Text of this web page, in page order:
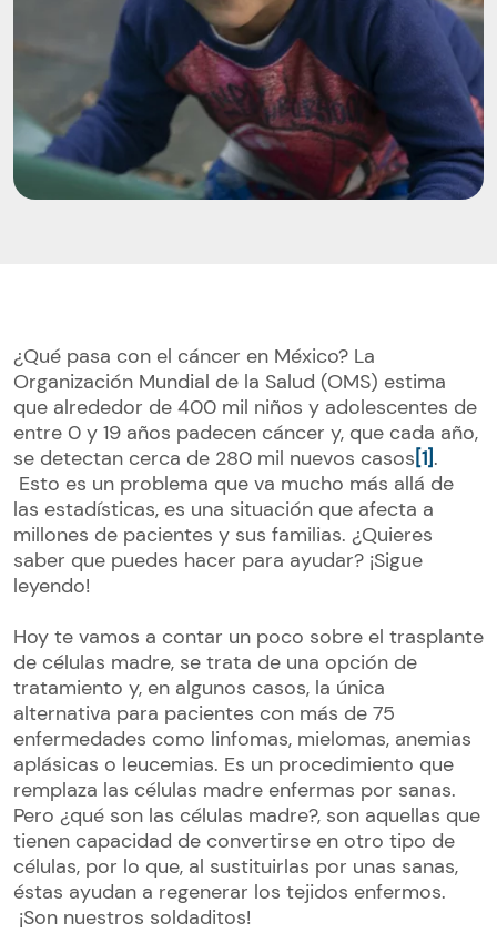
¿Qué pasa con el cáncer en México? La
Organización Mundial de la Salud (OMS) estima
que alrededor de 400 mil niños y adolescentes de
entre 0 y 19 años padecen cáncer y, que cada año,
se detectan cerca de 280 mil nuevos casos[1].
Esto es un problema que va mucho más allá de
las estadísticas, es una situación que afecta a
millones de pacientes y sus familias. ¿Quieres
saber que puedes hacer para ayudar? ¡Sigue
leyendo!
Hoy te vamos a contar un poco sobre el trasplante
de células madre, se trata de una opción de
tratamiento y, en algunos casos, la única
alternativa para pacientes con más de 75
enfermedades como linfomas, mielomas, anemias
aplásicas o leucemias. Es un procedimiento que
remplaza las células madre enfermas por sanas.
Pero ¿qué son las células madre?, son aquellas que
tienen capacidad de convertirse en otro tipo de
células, por lo que, al sustituirlas por unas sanas,
éstas ayudan a regenerar los tejidos enfermos.
¡Son nuestros soldaditos!